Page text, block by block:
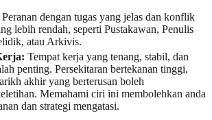
Peranan dengan tugas yang jelas dan konflik
lebih rendah, seperti Pustakawan, Penulis
atau Arkivis.
Tempat kerja yang tenang, stabil, dan
penting. Persekitaran bertekanan tinggi,
akhir yang berterusan boleh
Memahami ciri ini membolehkan anda
dan strategi mengatasi.